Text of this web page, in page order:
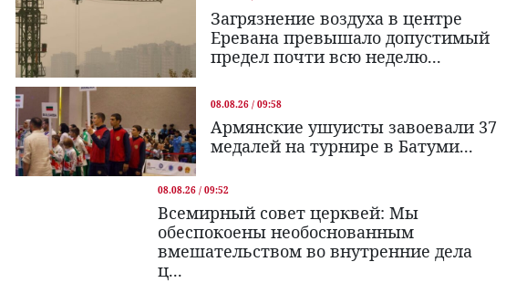
Загрязнение воздуха в центре
Еревана превышало допустимый
предел почти всю неделю...
08.08.26 / 09:58
Армянские ушуисты завоевали 37
медалей на турнире в Батуми...
08.08.26 / 09:52
Всемирный совет церквей: Мы
обеспокоены необоснованным
вмешательством во внутренние дела
ц...